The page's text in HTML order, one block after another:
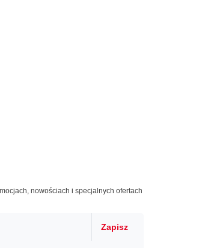
nowościach i specjalnych ofertach
Zapisz